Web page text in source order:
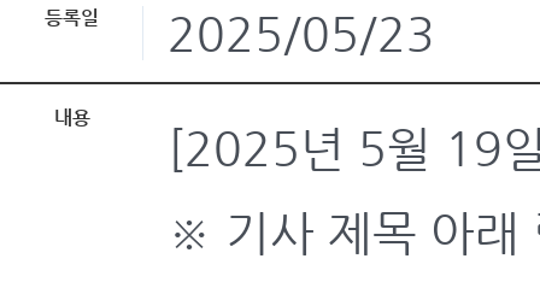
등록일 2025/05/23
내용
[2025년 5월 19
※ 기사 제목 아래